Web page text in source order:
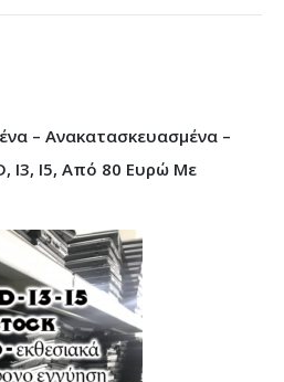
– Ανακατασκευασμένα –
I3, I5, Από 80 Ευρώ Με